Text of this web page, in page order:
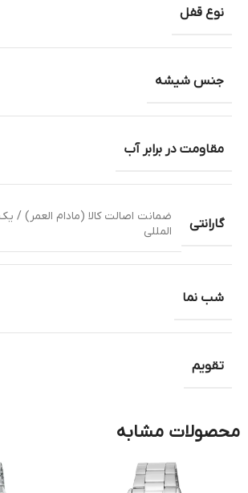
نوع قفل
جنس شیشه
مقاومت در برابر آب
گارانتی
ضمانت اصالت کالا (مادام العمر) /
المللی
شب نما
تقویم
محصولات مشابه